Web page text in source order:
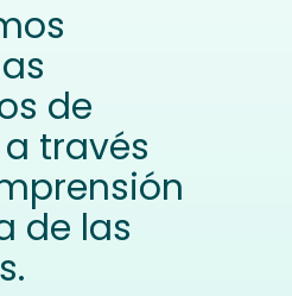
de
través
de las